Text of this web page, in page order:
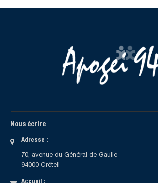
Nous écrire
Adresse :
70, avenue du Général de Gaulle
94000 Créteil